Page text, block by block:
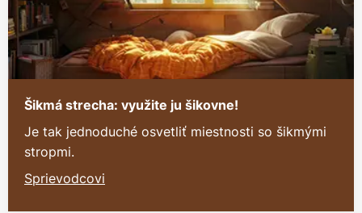
Šikmá strecha: využite ju šikovne!
Je tak jednoduché osvetliť miestnosti so šikmými
stropmi.
Sprievodcovi